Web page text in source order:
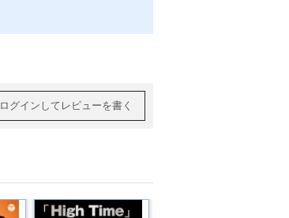
ログインしてレビューを書く